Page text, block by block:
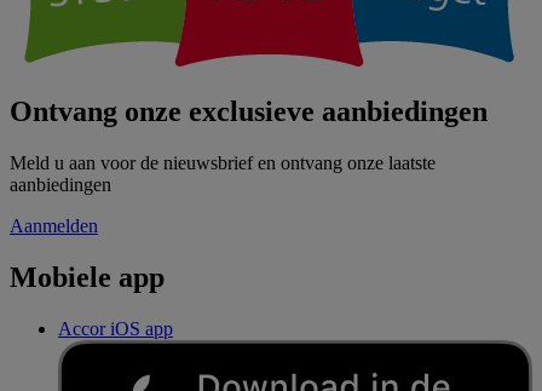
Ontvang onze exclusieve aanbiedingen
Meld u aan voor de nieuwsbrief en ontvang onze laatste
aanbiedingen
Aanmelden
Mobiele app
Accor iOS app